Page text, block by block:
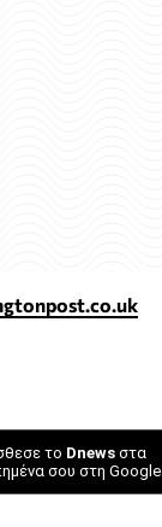
το Dnews στα
σου στη Google